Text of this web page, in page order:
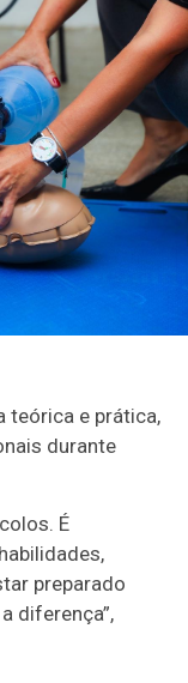
teórica e prática,
durante
É
preparado
diferença”,